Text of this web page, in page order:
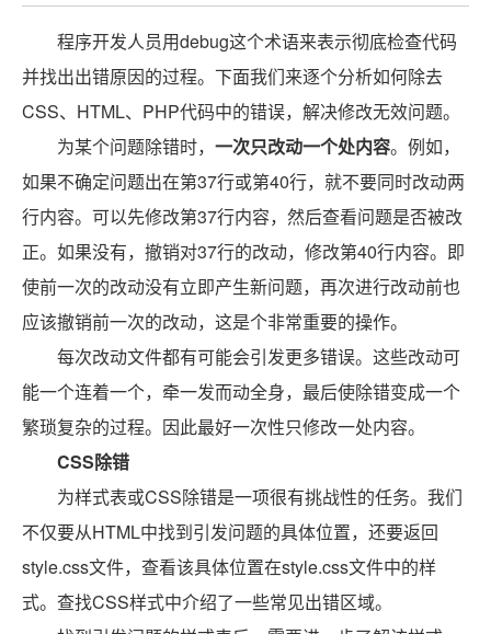
程序开发人员用debug这个术语来表示彻底检查代码
并找出出错原因的过程。下面我们来逐个分析如何除去
CSS、HTML、PHP代码中的错误，解决修改无效问题。
为某个问题除错时， 一次只改动一个处内容。例如，
如果不确定问题出在第37行或第40行，就不要同时改动两
行内容。可以先修改第37行内容，然后查看问题是否被改
正。如果没有，撤销对37行的改动，修改第40行内容。即
使前一次的改动没有立即产生新问题，再次进行改动前也
应该撤销前一次的改动，这是个非常重要的操作。
每次改动文件都有可能会引发更多错误。这些改动可
能一个连着一个，牵一发而动全身，最后使除错变成一个
繁琐复杂的过程。因此最好一次性只修改一处内容。
CSS除错
为样式表或CSS除错是一项很有挑战性的任务。我们
不仅要从HTML中找到引发问题的具体位置，还要返回
style.css文件，查看该具体位置在style.css文件中的样
式。查找CSS样式中介绍了一些常见出错区域。